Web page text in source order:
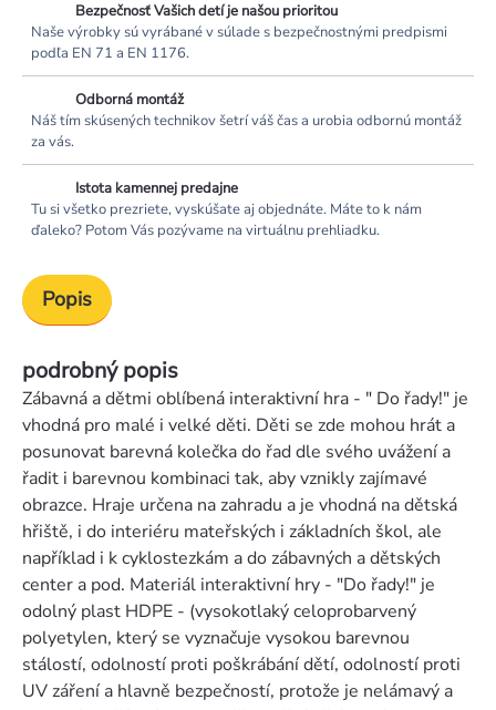
Bezpečnosť Vašich detí je našou prioritou
Naše výrobky sú vyrábané v súlade s bezpečnostnými predpismi
podľa EN 71 a EN 1176.
Odborná montáž
Náš tím skúsených technikov šetrí váš čas a urobia odbornú montáž
za vás.
Istota kamennej predajne
Tu si všetko prezriete, vyskúšate aj objednáte. Máte to k nám
ďaleko? Potom Vás pozývame na virtuálnu prehliadku.
Popis
podrobný popis
Zábavná a dětmi oblíbená interaktivní hra - " Do řady!" je
vhodná pro malé i velké děti. Děti se zde mohou hrát a
posunovat barevná kolečka do řad dle svého uvážení a
řadit i barevnou kombinaci tak, aby vznikly zajímavé
obrazce. Hraje určena na zahradu a je vhodná na dětská
hřiště, i do interiéru mateřských i základních škol, ale
například i k cyklostezkám a do zábavných a dětských
center a pod. Materiál interaktivní hry - "Do řady!" je
odolný plast HDPE - (vysokotlaký celoprobarvený
polyetylen, který se vyznačuje vysokou barevnou
stálostí, odolností proti poškrábání dětí, odolností proti
UV záření a hlavně bezpečností, protože je nelámavý a